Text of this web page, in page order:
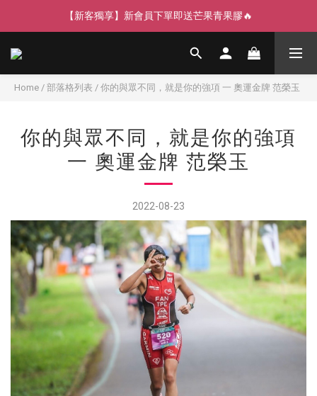
【寵愛父親節】快閃週末全館免運🌟
【新客獨享】新會員下單即送芒果青果膠🔥
【寵愛父親節】快閃週末全館免運🌟
Home / 部落格列表 / 你的與眾不同，就是你的強項 一 奧運金牌 范榮玉
你的與眾不同，就是你的強項
一 奧運金牌 范榮玉
2022-08-23